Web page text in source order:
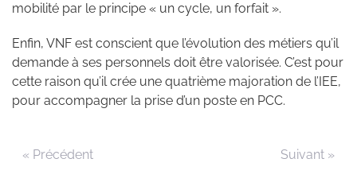
mobilité par le principe « un cycle, un forfait ».
Enfin, VNF est conscient que l’évolution des métiers qu’il
demande à ses personnels doit être valorisée. C’est pour
cette raison qu’il crée une quatrième majoration de l’IEE,
pour accompagner la prise d’un poste en PCC.
« Précédent Suivant »